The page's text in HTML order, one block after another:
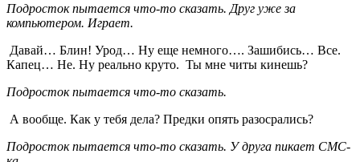
Подросток пытается что-то сказать. Друг уже за
компьютером. Играет.
Давай… Блин! Урод… Ну еще немного…. Зашибись… Все.
Капец… Не. Ну реально круто. Ты мне читы кинешь?
Подросток пытается что-то сказать.
А вообще. Как у тебя дела? Предки опять разосрались?
Подросток пытается что-то сказать. У друга пикает СМС-